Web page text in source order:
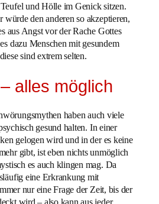
und Hölle im Genick sitzen.
würde den anderen so akzeptieren,
aus Angst vor der Rache Gottes
dazu Menschen mit gesundem
sind extrem selten.
alles möglich
haben auch viele
gesund halten. In einer
gelogen wird und in der es keine
gibt, ist eben nichts unmöglich
es auch klingen mag. Da
eine Erkrankung mit
nur eine Frage der Zeit, bis der